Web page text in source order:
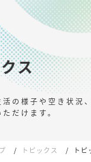
ス
の様子や空き状況
だけます。
トピックス トピ